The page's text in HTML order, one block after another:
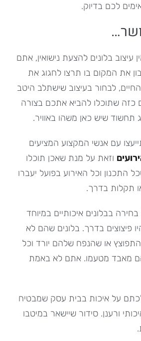
לכם בדיוק.
בלונים להצעת נישואין, אתם
את המקום בו תרצו לחגוג את
לבחור בעיצוב שישתלב היטב
כזה שתוכלו להביא אתכם בצורה
תחשוד שיש כאן משהו באוויר.
עם אנשי המקצוע המציעים
וזאת על מנת שאכן תוכלו
התכנון וכל האירוע בפועל יעברו
תקלות בדרך.
בבלונים איכותיים במיוחד
פיצוצים בדרך. בלונים שהם לא
או שהנפח שלהם יורד וכל
מאבד מטעמו. אתם לא באמת
על איכות בבית עסק שמבטיח
ורענן. סידור שיישאר במיטבו